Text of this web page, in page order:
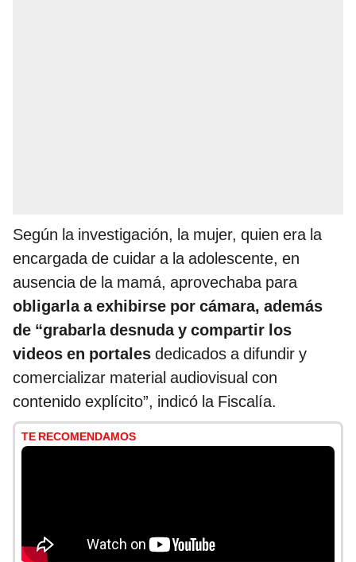
Según la investigación, la mujer, quien era la
encargada de cuidar a la adolescente, en
ausencia de la mamá, aprovechaba para
obligarla a exhibirse por cámara, además
de “grabarla desnuda y compartir los
videos en portales dedicados a difundir y
comercializar material audiovisual con
contenido explícito”, indicó la Fiscalía.
TE RECOMENDAMOS